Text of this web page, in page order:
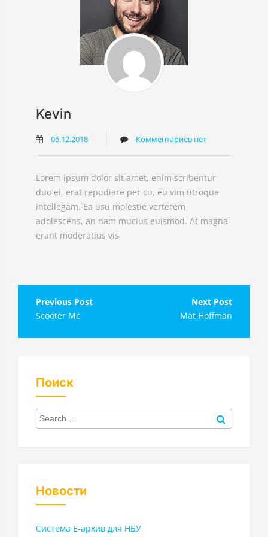
Kevin
05.12.2018 Комментариев нет
Lorem ipsum dolor sit amet, enim scribentur
duo ei, erat repudiare per cu, eu vim utroque
intellegam. Ea usu molestie verterem
adolescens, an nam mucius euismod. At magna
erant moderatius vis
Навигация
по
Scooter Mc Mat Hoffman
Поиск
Новости
Система Е-архив для НБУ